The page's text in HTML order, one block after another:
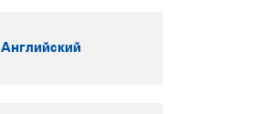
Английский